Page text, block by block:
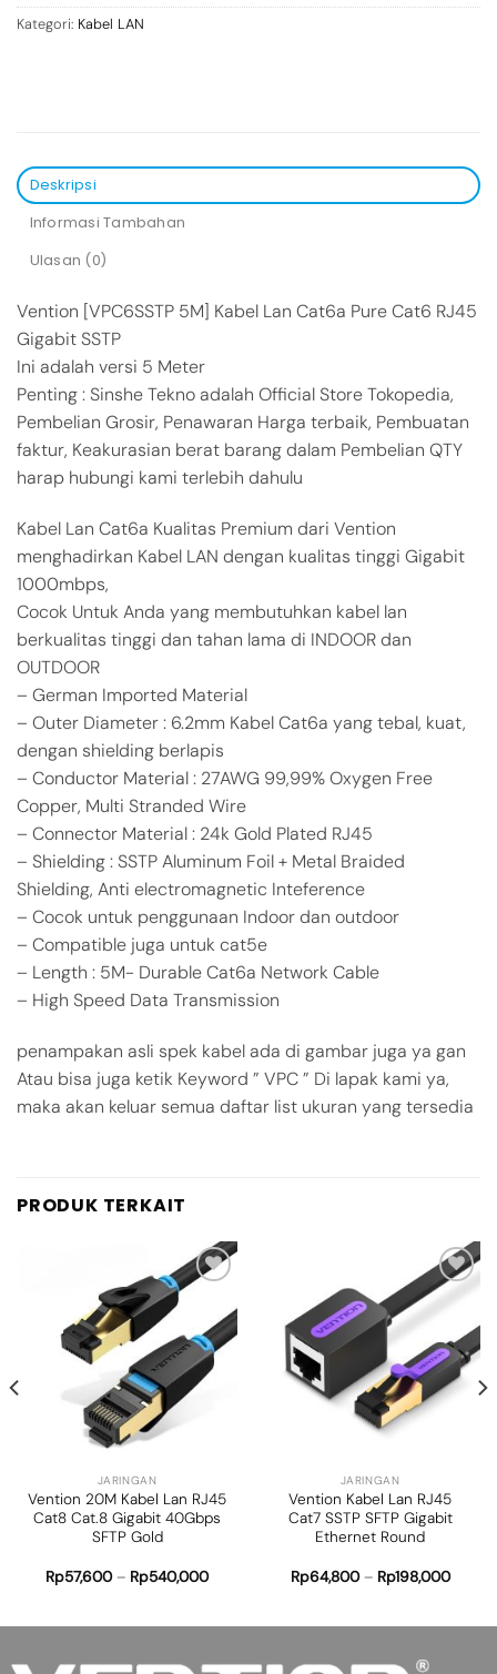
Kategori: Kabel LAN
Deskripsi
Informasi Tambahan
Ulasan (0)
Vention [VPC6SSTP 5M] Kabel Lan Cat6a Pure Cat6 RJ45
Gigabit SSTP
Ini adalah versi 5 Meter
Penting : Sinshe Tekno adalah Official Store Tokopedia,
Pembelian Grosir, Penawaran Harga terbaik, Pembuatan
faktur, Keakurasian berat barang dalam Pembelian QTY
harap hubungi kami terlebih dahulu
Kabel Lan Cat6a Kualitas Premium dari Vention
menghadirkan Kabel LAN dengan kualitas tinggi Gigabit
1000mbps,
Cocok Untuk Anda yang membutuhkan kabel lan
berkualitas tinggi dan tahan lama di INDOOR dan
OUTDOOR
– German Imported Material
– Outer Diameter : 6.2mm Kabel Cat6a yang tebal, kuat,
dengan shielding berlapis
– Conductor Material : 27AWG 99,99% Oxygen Free
Copper, Multi Stranded Wire
– Connector Material : 24k Gold Plated RJ45
– Shielding : SSTP Aluminum Foil + Metal Braided
Shielding, Anti electromagnetic Inteference
– Cocok untuk penggunaan Indoor dan outdoor
– Compatible juga untuk cat5e
– Length : 5M- Durable Cat6a Network Cable
– High Speed Data Transmission
penampakan asli spek kabel ada di gambar juga ya gan
Atau bisa juga ketik Keyword ” VPC ” Di lapak kami ya,
maka akan keluar semua daftar list ukuran yang tersedia
PRODUK TERKAIT
Add to
wishlist
JARINGAN
Vention 20M Kabel Lan RJ45
Cat8 Cat.8 Gigabit 40Gbps
SFTP Gold
Rp57,600– Rp540,000
Add to
wishlist
JARINGAN
Vention Kabel Lan RJ45
Cat7 SSTP SFTP Gigabit
Ethernet Round
Rp64,800– Rp198,000